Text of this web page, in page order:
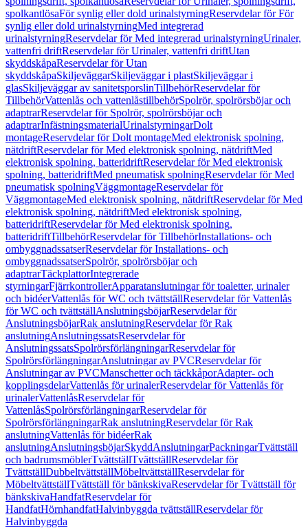
spolkantlösaFör synlig eller dold urinalstyrningReservdelar för För
synlig eller dold urinalstyrningMed integrerad
urinalstyrningReservdelar för Med integrerad urinalstyrningUrinaler,
vattenfri driftReservdelar för Urinaler, vattenfri driftUtan
skyddskåpaReservdelar för Utan
skyddskåpaSkiljeväggarSkiljeväggar i plastSkiljeväggar i
glasSkiljeväggar av sanitetsporslinTillbehörReservdelar för
TillbehörVattenlås och vattenlåstillbehörSpolrör, spolrörsböjar och
adaptrarReservdelar för Spolrör, spolrörsböjar och
adaptrarInfästningsmaterialUrinalstyrningarDolt
montageReservdelar för Dolt montageMed elektronisk spolning,
nätdriftReservdelar för Med elektronisk spolning, nätdriftMed
elektronisk spolning, batteridriftReservdelar för Med elektronisk
spolning, batteridriftMed pneumatisk spolningReservdelar för Med
pneumatisk spolningVäggmontageReservdelar för
VäggmontageMed elektronisk spolning, nätdriftReservdelar för Med
elektronisk spolning, nätdriftMed elektronisk spolning,
batteridriftReservdelar för Med elektronisk spolning,
batteridriftTillbehörReservdelar för TillbehörInstallations- och
ombyggnadssatserReservdelar för Installations- och
ombyggnadssatserSpolrör, spolrörsböjar och
adaptrarTäckplattorIntegrerade
styrningarFjärrkontrollerApparatanslutningar för toaletter, urinaler
och bidéerVattenlås för WC och tvättställReservdelar för Vattenlås
för WC och tvättställAnslutningsböjarReservdelar för
AnslutningsböjarRak anslutningReservdelar för Rak
anslutningAnslutningssatsReservdelar för
AnslutningssatsSpolrörsförlängningarReservdelar för
SpolrörsförlängningarAnslutningar av PVCReservdelar för
Anslutningar av PVCManschetter och täckkåporAdapter- och
kopplingsdelarVattenlås för urinalerReservdelar för Vattenlås för
urinalerVattenlåsReservdelar för
VattenlåsSpolrörsförlängningarReservdelar för
SpolrörsförlängningarRak anslutningReservdelar för Rak
anslutningVattenlås för bidéerRak
anslutningAnslutningsböjarSkyddAnslutningarPackningarTvättställ
och badrumsmöblerTvättställTvättställReservdelar för
TvättställDubbeltvättställMöbeltvättställReservdelar för
MöbeltvättställTvättställ för bänkskivaReservdelar för Tvättställ för
bänkskivaHandfatReservdelar för
HandfatHörnhandfatHalvinbyggda tvättställReservdelar för
Halvinbyggda